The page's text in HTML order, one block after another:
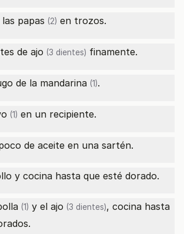
papas (2) en trozos.
de ajo (3 dientes) finamente.
de la mandarina (1).
(1) en un recipiente.
de aceite en una sartén.
y cocina hasta que esté dorado.
(1) y el ajo (3 dientes), cocina hasta